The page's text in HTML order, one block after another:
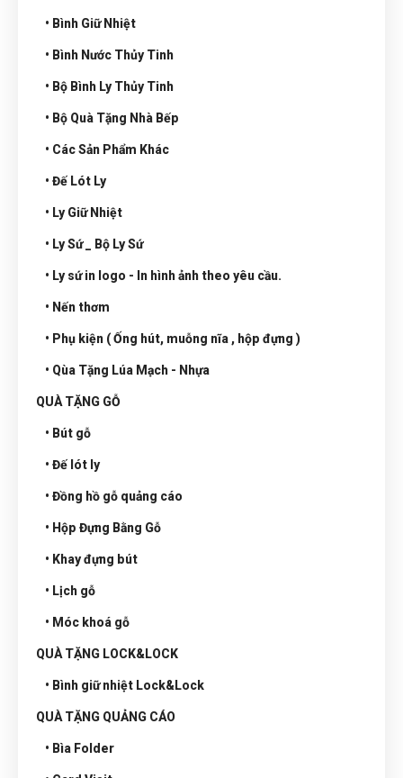
• Bình Giữ Nhiệt
• Bình Nước Thủy Tinh
• Bộ Bình Ly Thủy Tinh
• Bộ Quà Tặng Nhà Bếp
• Các Sản Phẩm Khác
• Đế Lót Ly
• Ly Giữ Nhiệt
• Ly Sứ _ Bộ Ly Sứ
• Ly sứ in logo - In hình ảnh theo yêu cầu.
• Nến thơm
• Phụ kiện ( Ống hút, muỗng nĩa , hộp đựng )
• Qùa Tặng Lúa Mạch - Nhựa
QUÀ TẶNG GỖ
• Bút gỗ
• Đế lót ly
• Đồng hồ gỗ quảng cáo
• Hộp Đựng Bằng Gỗ
• Khay đựng bút
• Lịch gỗ
• Móc khoá gỗ
QUÀ TẶNG LOCK&LOCK
• Bình giữ nhiệt Lock&Lock
QUÀ TẶNG QUẢNG CÁO
• Bìa Folder